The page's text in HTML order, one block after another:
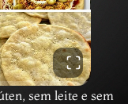
sem leite e sem